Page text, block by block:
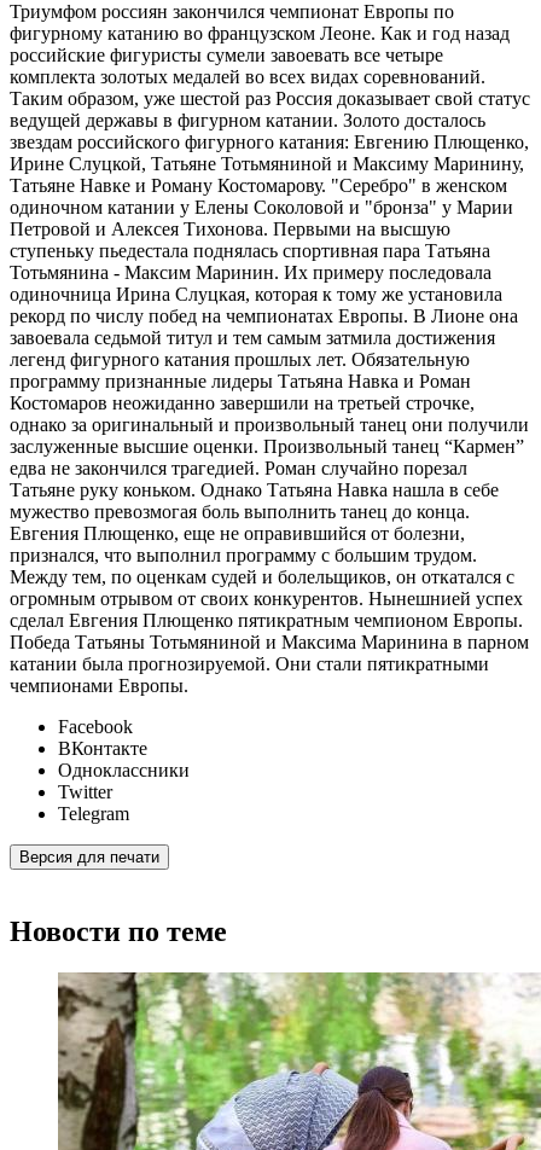
Триумфом россиян закончился чемпионат Европы по
фигурному катанию во французском Леоне. Как и год назад
российские фигуристы сумели завоевать все четыре
комплекта золотых медалей во всех видах соревнований.
Таким образом, уже шестой раз Россия доказывает свой статус
ведущей державы в фигурном катании. Золото досталось
звездам российского фигурного катания: Евгению Плющенко,
Ирине Слуцкой, Татьяне Тотьмяниной и Максиму Маринину,
Татьяне Навке и Роману Костомарову. "Серебро" в женском
одиночном катании у Елены Соколовой и "бронза" у Марии
Петровой и Алексея Тихонова. Первыми на высшую
ступеньку пьедестала поднялась спортивная пара Татьяна
Тотьмянина - Максим Маринин. Их примеру последовала
одиночница Ирина Слуцкая, которая к тому же установила
рекорд по числу побед на чемпионатах Европы. В Лионе она
завоевала седьмой титул и тем самым затмила достижения
легенд фигурного катания прошлых лет. Обязательную
программу признанные лидеры Татьяна Навка и Роман
Костомаров неожиданно завершили на третьей строчке,
однако за оригинальный и произвольный танец они получили
заслуженные высшие оценки. Произвольный танец “Кармен”
едва не закончился трагедией. Роман случайно порезал
Татьяне руку коньком. Однако Татьяна Навка нашла в себе
мужество превозмогая боль выполнить танец до конца.
Евгения Плющенко, еще не оправившийся от болезни,
признался, что выполнил программу с большим трудом.
Между тем, по оценкам судей и болельщиков, он откатался с
огромным отрывом от своих конкурентов. Нынешнией успех
сделал Евгения Плющенко пятикратным чемпионом Европы.
Победа Татьяны Тотьмяниной и Максима Маринина в парном
катании была прогнозируемой. Они стали пятикратными
чемпионами Европы.
Facebook
ВКонтакте
Одноклассники
Twitter
Telegram
Версия для печати
Новости по теме